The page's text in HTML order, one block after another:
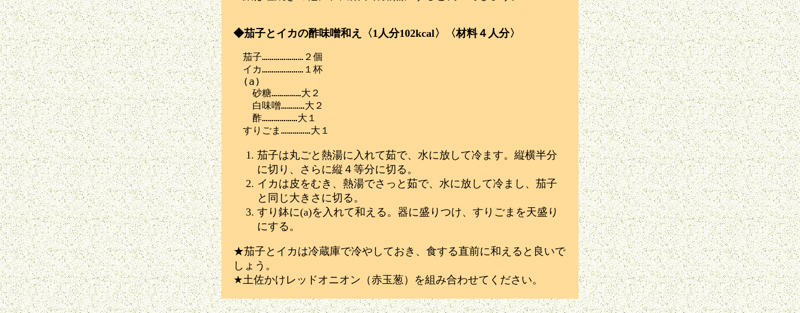
◆茄子とイカの酢味噌和え〈1人分102kcal〉〈材料４人分〉
茄子…………………２個
イカ…………………１杯
(a)
砂糖……………大２
白味噌…………大２
酢………………大１
茄子は丸ごと熱湯に入れて茹で、水に放して冷ます。縦横半分
に切り、さらに縦４等分に切る。
イカは皮をむき、熱湯でさっと茹で、水に放して冷まし、茄子
と同じ大きさに切る。
すり鉢に(a)を入れて和える。器に盛りつけ、すりごまを天盛り
にする。
★茄子とイカは冷蔵庫で冷やしておき、食する直前に和えると良いで
しょう。
★土佐かけレッドオニオン（赤玉葱）を組み合わせてください。